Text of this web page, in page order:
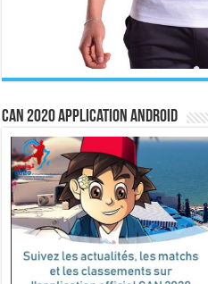
CAN 2020 Application Android